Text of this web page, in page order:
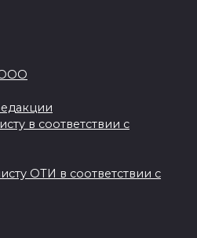
ООО
в соответствии с
ОТИ в соответствии с